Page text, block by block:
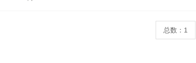
总数：1